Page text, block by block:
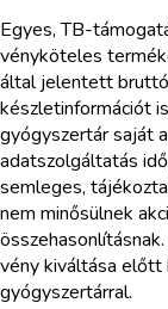
Egyes, TB-
vényköteles
által jelentett
készletinformációt
gyógyszertár saját
adatszolgáltatás
semleges,
nem minősülnek
vény kiváltása
gyógyszertárral.